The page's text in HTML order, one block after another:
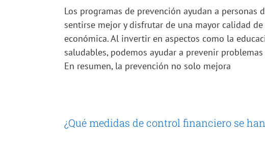
Los programas de prevención ayudan a personas
sentirse mejor y disfrutar de una mayor calidad
económica. Al invertir en aspectos como la
saludables, podemos ayudar a prevenir
En resumen, la prevención no solo mejora
¿Qué medidas de control financiero se